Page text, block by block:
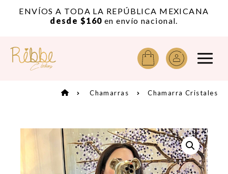
ENVÍOS A TODA LA REPÚBLICA MEXICANA
desde $160 en envío nacional.
Chamarras Chamarra Cristales